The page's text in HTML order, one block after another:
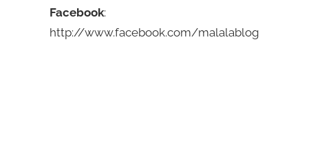
Facebook:
http://www.facebook.com/malalablog